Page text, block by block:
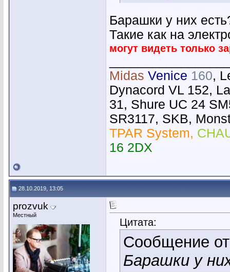
Барашки у них
Такие как на
могут видеть только
Midas Venice 160,
Dynacord VL 152,
31, Shure UC 24
SR3117, SKB,
TPAR System,
16 2DX
28.10.2019, 13:05
prozvuk
Местный
Цитата:
Сообщение
Барашки у